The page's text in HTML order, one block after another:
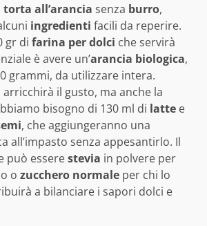
torta all’arancia senza burro,
ingredienti facili da reperire.
gr di farina per dolci che servirà
è avere un’arancia biologica,
grammi, da utilizzare intera.
il gusto, ma anche la
bisogno di 130 ml di latte e
, che aggiungeranno una
all’impasto senza appesantirlo. Il
può esserestevia in polvere per
o zucchero normale per chi lo
a bilanciare i sapori dolci e